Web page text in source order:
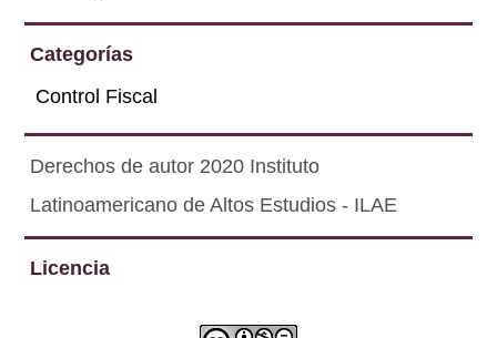
Categorías
Control Fiscal
Derechos de autor 2020 Instituto
Latinoamericano de Altos Estudios - ILAE
Licencia